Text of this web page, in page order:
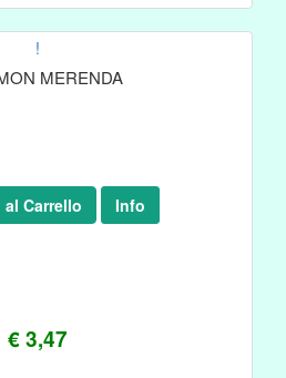
!
MERENDA
€ 3,47
Carrello Info